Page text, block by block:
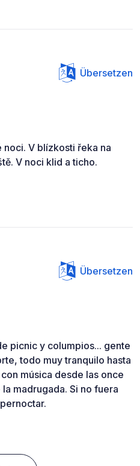
Übersetzen
V blízkosti řeka na
V noci klid a ticho.
Übersetzen
picnic y columpios... gente
todo muy tranquilo hasta
música desde las once
madrugada. Si no fuera